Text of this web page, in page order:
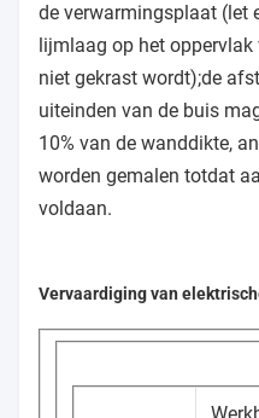
de verwarmingsplaat (let
lijmlaag op het
niet gekrast wordt);de
uiteinden van de buis
10% van de wanddikte,
worden gemalen totdat
voldaan.
Vervaardiging van